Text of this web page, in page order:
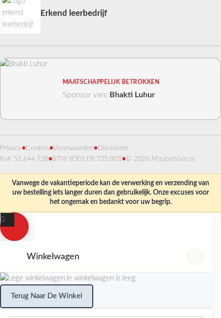
Erkend leerbedrijf
MAATSCHAPPELIJK BETROKKEN
Sponsor van: Bhakti Luhur
Privacy•Cookies•Voorwaarden• Disclaimer
KvK 51.644.738• BTW 8501.09.735.B01•© 2026 MeubelVisie.nl
Vanwege de vakantieperiode kan de verwerking en verzending van
uw bestelling iets langer duren dan gebruikelijk. Onze excuses voor
het ongemak en bedankt voor uw begrip.
0
Winkelwagen
Je winkelwagen is leeg
Terug Naar De Winkel